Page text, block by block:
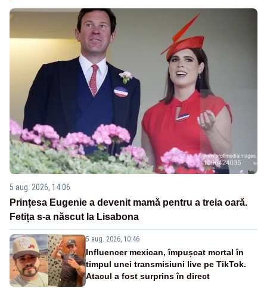
5 aug. 2026, 14:06
Prințesa Eugenie a devenit mamă pentru a treia oară.
Fetița s-a născut la Lisabona
5 aug. 2026, 10:46
Influencer mexican, împușcat mortal în
timpul unei transmisiuni live pe TikTok.
Atacul a fost surprins în direct